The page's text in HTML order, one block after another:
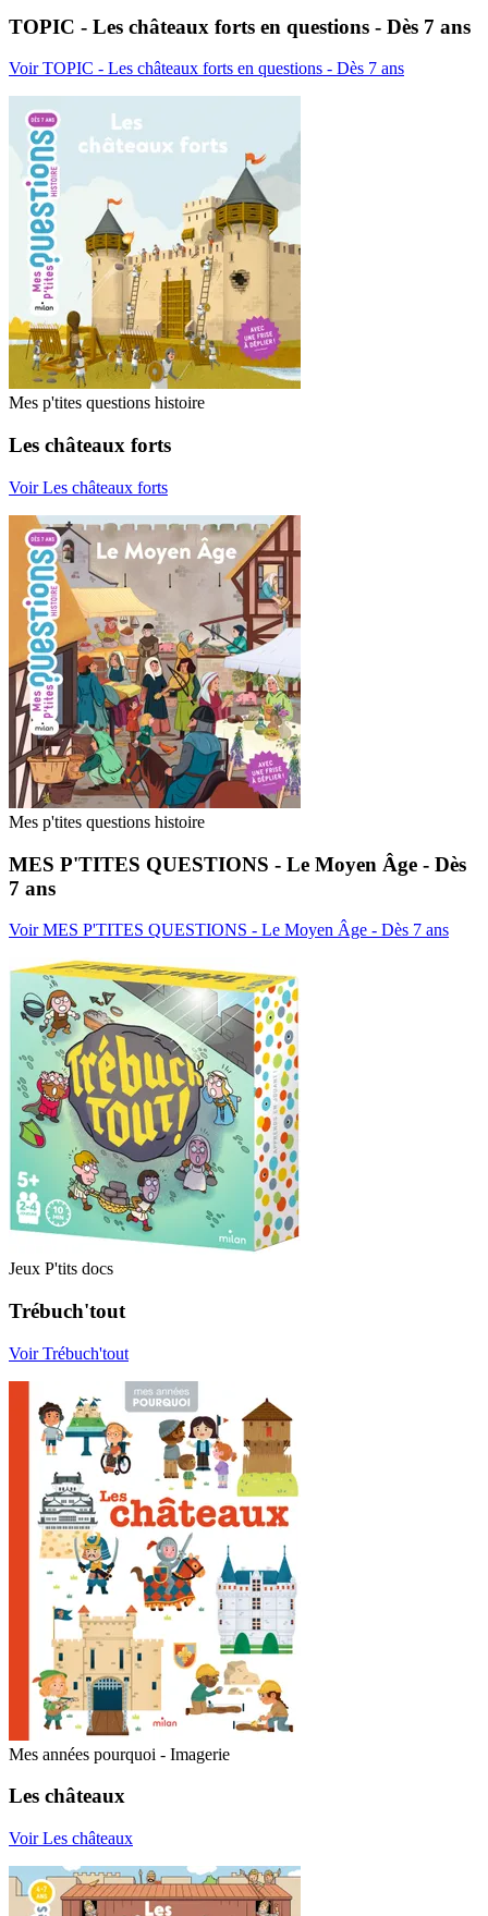
TOPIC - Les châteaux forts en questions - Dès 7 ans
Voir TOPIC - Les châteaux forts en questions - Dès 7 ans
Mes p'tites questions histoire
Les châteaux forts
Voir Les châteaux forts
Mes p'tites questions histoire
MES P'TITES QUESTIONS - Le Moyen Âge - Dès
7 ans
Voir MES P'TITES QUESTIONS - Le Moyen Âge - Dès 7 ans
Jeux P'tits docs
Trébuch'tout
Voir Trébuch'tout
Mes années pourquoi - Imagerie
Les châteaux
Voir Les châteaux